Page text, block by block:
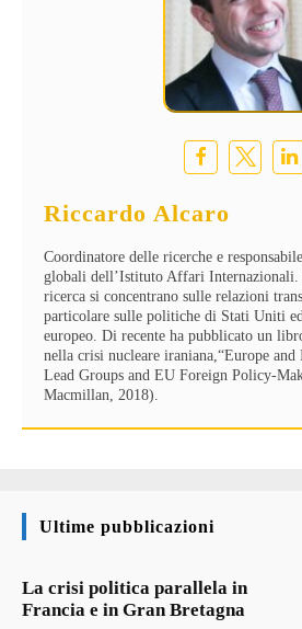
Riccardo Alcaro
Coordinatore delle ricerche e
globali dell’Istituto Affari Internazionali.
ricerca si concentrano sulle relazioni
particolare sulle politiche di Stati Uniti
europeo. Di recente ha pubblicato un
nella crisi nucleare iraniana,“Europe and
Lead Groups and EU Foreign Policy-
Macmillan, 2018).
Ultime pubblicazioni
La crisi politica parallela in
Francia e in Gran Bretagna